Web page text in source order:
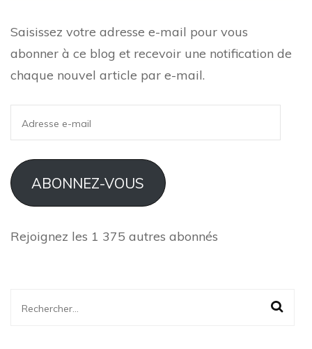
Saisissez votre adresse e-mail pour vous
abonner à ce blog et recevoir une notification de
chaque nouvel article par e-mail.
e-
mail
ABONNEZ-VOUS
Rejoignez les 1 375 autres abonnés
Rechercher :